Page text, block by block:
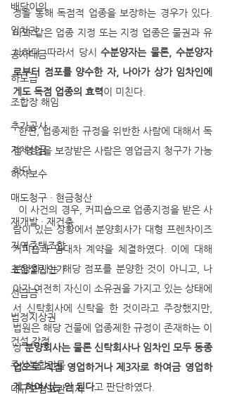
배당이의
임차권
공사대금
하도급
조합장 해임
추가공사
지체상금
하자보수
매도청구 · 현금청산
재개발 · 재건축
지역주택조합
조합설립인가
선급금
법정지상권
건설 감정
주상복합건물
대규모점포관리자
정을 통해 독점적 업종을 보장하는 경우가 있다.
이와 같은 업종 지정 또는 지정 업종은 물권과 유
사하다. 따라서 당시 수분양자는 물론, 수분양자
로부터 점포를 양수한 자, 나아가 상가 임차인에
게도 독점 업종의 효력이 미친다.
  한편, 업종제한 규정을 위반한 사람에 대해서 독
점 영업을 보장받은 사람은 영업금지 청구가 가능
하다.
람이 있는 상황에서 분양회사가 대형 프렌차이즈
커피숍과 임대차 계약을 체결하였다. 이에 대해
분양회사는 해당 점포를 분양한 것이 아니고, 나
아가 여전히 자신이 소유권을 가지고 있는 상태에
서 신탁회사에 신탁을 한 것이라고 주장했지만,
법원은 해당 건물에 업종제한 규정이 존재하는 이
상 분양회사는 물론 신탁회사나 임차인 모두 동종
업으로 직접 영업하거나 제3자로 하여금 영업하
게 하여서는 안 된다고 판단하였다.